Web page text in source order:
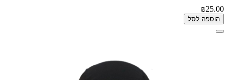
₪25.00
הוספה לסל